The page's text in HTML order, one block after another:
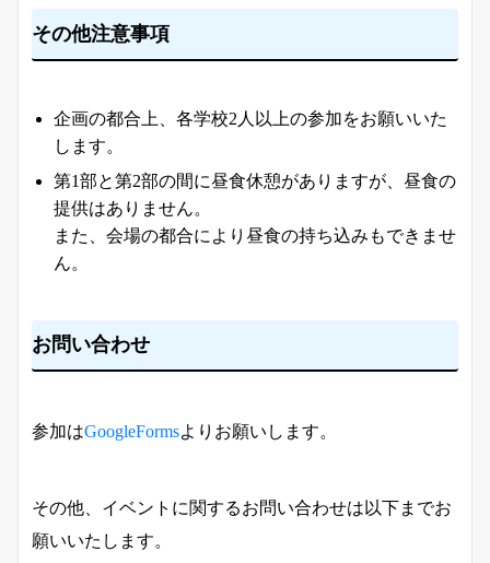
その他注意事項
企画の都合上、各学校2人以上の参加をお願いいた
します。
第1部と第2部の間に昼食休憩がありますが、昼食の
提供はありません。
また、会場の都合により昼食の持ち込みもできませ
ん。
お問い合わせ
参加はGoogleFormsよりお願いします。
その他、イベントに関するお問い合わせは以下までお
願いいたします。